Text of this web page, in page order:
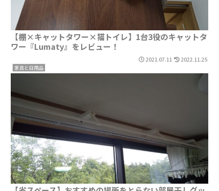
【棚×キャットタワー×猫トイレ】1台3役のキャットタ
ワー『Lumaty』をレビュー！
2021.07.11 2022.11.25
家具と日用品